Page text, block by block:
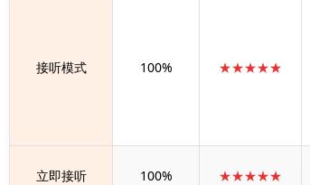
接听模式 100% ★★★★★
立即接听 100% ★★★★★